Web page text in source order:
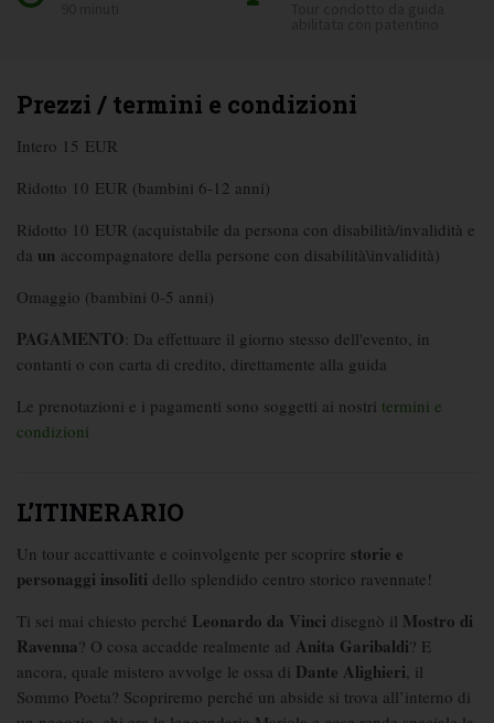
Prezzi / termini e condizioni
Intero 15 EUR
Ridotto 10 EUR (bambini 6-12 anni)
Ridotto 10 EUR (acquistabile da persona con disabilità/invalidità e
da un accompagnatore della persone con disabilità\invalidità)
Omaggio (bambini 0-5 anni)
PAGAMENTO: Da effettuare il giorno stesso dell'evento, in
contanti o con carta di credito, direttamente alla guida
Le prenotazioni e i pagamenti sono soggetti ai nostri termini e
condizioni
L’ITINERARIO
Un tour accattivante e coinvolgente per scoprire storie e
personaggi insoliti dello splendido centro storico ravennate!
Ti sei mai chiesto perché Leonardo da Vinci disegnò il Mostro di
Ravenna? O cosa accadde realmente ad Anita Garibaldi? E
ancora, quale mistero avvolge le ossa di Dante Alighieri, il
Sommo Poeta? Scopriremo perché un abside si trova all’interno di